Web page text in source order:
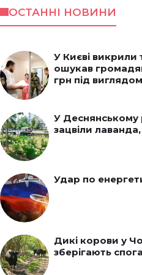
ОСТАННІ НОВИНИ
У Києві
ошукав
грн під
У Деснянському
зацвіли
Удар по
Дикі корови у
зберігають